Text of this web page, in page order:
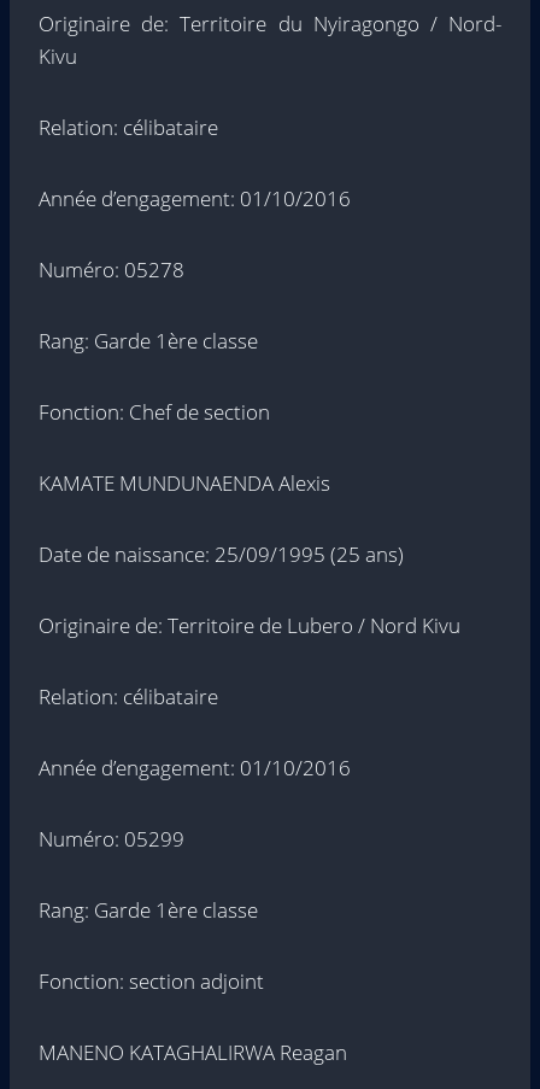
Originaire de: Territoire du Nyiragongo / Nord-
Kivu
Relation: célibataire
Année d’engagement: 01/10/2016
Numéro: 05278
Rang: Garde 1ère classe
Fonction: Chef de section
KAMATE MUNDUNAENDA Alexis
Date de naissance: 25/09/1995 (25 ans)
Originaire de: Territoire de Lubero / Nord Kivu
Relation: célibataire
Année d’engagement: 01/10/2016
Numéro: 05299
Rang: Garde 1ère classe
Fonction: section adjoint
MANENO KATAGHALIRWA Reagan